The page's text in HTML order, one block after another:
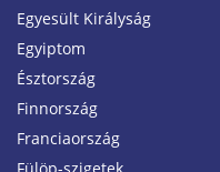
Egyesült Királyság
Egyiptom
Észtország
Finnország
Franciaország